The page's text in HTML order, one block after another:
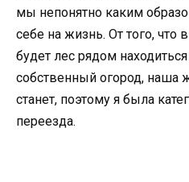
мы непонятно каким
себе на жизнь. От того, что
будет лес рядом
собственный огород, наша
станет, поэтому я была
переезда.